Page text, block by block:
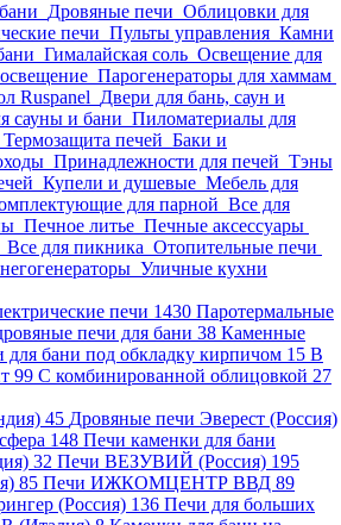
Дровяные печи Облицовки для
печи Пульты управления Камни
Гималайская соль Освещение для
Парогенераторы для хаммам
Ruspanel Двери для бань, саун и
сауны и бани Пиломатериалы для
Термозащита печей Баки и
Принадлежности для печей Тэны
Купели и душевые Мебель для
для парной Все для
Печное литье Печные аксессуары
Все для пикника Отопительные печи
Уличные кухни
печи 1430 Паротермальные
печи для бани 38 Каменные
для бани под обкладку кирпичом 15 В
99 С комбинированной облицовкой 27
45 Дровяные печи Эверест (Россия)
148 Печи каменки для бани
32 Печи ВЕЗУВИЙ (Россия) 195
85 Печи ИЖКОМЦЕНТР ВВД 89
(Россия) 136 Печи для больших